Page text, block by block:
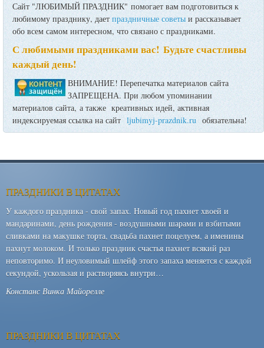
Сайт "ЛЮБИМЫЙ ПРАЗДНИК" помогает вам подготовиться к
любимому празднику, даетпраздничные советы и рассказывает
обо всем самом интересном, что связано с праздниками.
С любимыми праздниками вас! Будьте счастливы
каждый день!
ВНИМАНИЕ! Перепечатка материалов сайта
ЗАПРЕЩЕНА. При любом упоминании
материалов сайта, а также креативных идей, активная
индексируемая ссылка на сайт ljubimyj-prazdnik.ruобязательна!
ПРАЗДНИКИ В ЦИТАТАХ
У каждого праздника - свой запах. Новый год пахнет хвоей и
мандаринами, день рождения - воздушными шарами и взбитыми
сливками на макушке торта, свадьба пахнет поцелуем, а именины
пахнут молоком. И только праздник счастья пахнет всякий раз
неповторимо. И неуловимый шлейф этого запаха меняется с каждой
секундой, ускользая и растворяясь внутри…
Констанс Винка Майорелле
ПРАЗДНИКИ В ЦИТАТАХ